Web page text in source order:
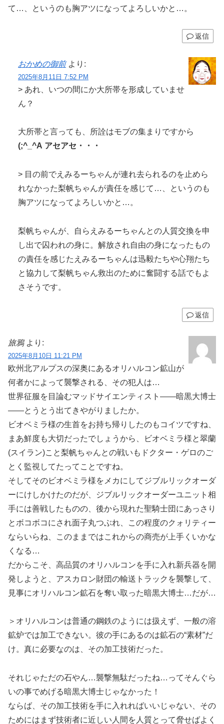
て…、というのも胸アツになってよろしいかと…。
返信
おかめの御前 より:
2025年8月11日 7:52 PM
> あれ、いつの間にか大所帯を形成していませ
ん？
大所帯と言っても、所詮はモブの集まりですから
(;^_^A アセアセ・・・
> 目の前でえみるーちゃんが連れ去られるのを止めら
れなかった梨帆ちゃんが責任を感じて…、というのも
胸アツになってよろしいかと…。
梨帆ちゃんが、自らえみるーちゃんとの人質交換を申
し出で囚われの身に。解放され自由の身になったもの
の責任を感じたえみるーちゃんは迅毅たちや心翔たち
と協力して梨帆ちゃん救出のために奮闘する話でもよ
さそうです。
返信
旅鴉 より:
2025年8月10日 11:21 PM
欧州北アルプスの深奥にあるオリハルコン鉱山が
何者かによって襲撃される、その犯人は…
世界征服を目論むマッドサイエンティスト――暗黒大博士
――とうとう出てきやがりましたか。
ビオベミラ様の生首をお持ち帰りしたのもコイツですね、
まあ鮮度も大切だったでしょうから、ビオベミラ様と翠蘭
(スイラン)こと梨帆ちゃんとの戦いもドクター・ゲロのご
とく監視してたってことですね。
そしてそのビオベミラ様をメカにしてジブルリックオーダ
ーにけしかけたのだが、ジブルリックオーダーユニット相
手には善戦したものの、後から現れた聖騎士団にあっさり
とボコボコにされ面子丸つぶれ、この程度のクォリティー
ならいらね、このままではこれからの商売が上手くいかな
くなる…
だからこそ、高品質のオリハルコンを手に入れ新兵器を開
発しようと、アスカロン財団の輸送トラックを襲撃して、
見事にオリハルコン鉱石を奪い取った暗黒大博士…だが…
＞オリハルコンは普通の鋼鉄のようには扱えず、一般の溶
鉱炉では加工できない。彼の手にあるのは鉱石の“素材”だ
け。真に必要なのは、その加工技術だった。
それじゃただの石やん…襲撃無駄だったね…ってそんぐら
いの事でめげる暗黒大博士じゃなかった！
ならば、その加工技術を手に入れればいいじゃない、その
ためにはまず技術者に近しい人間を人質とって脅せばよく